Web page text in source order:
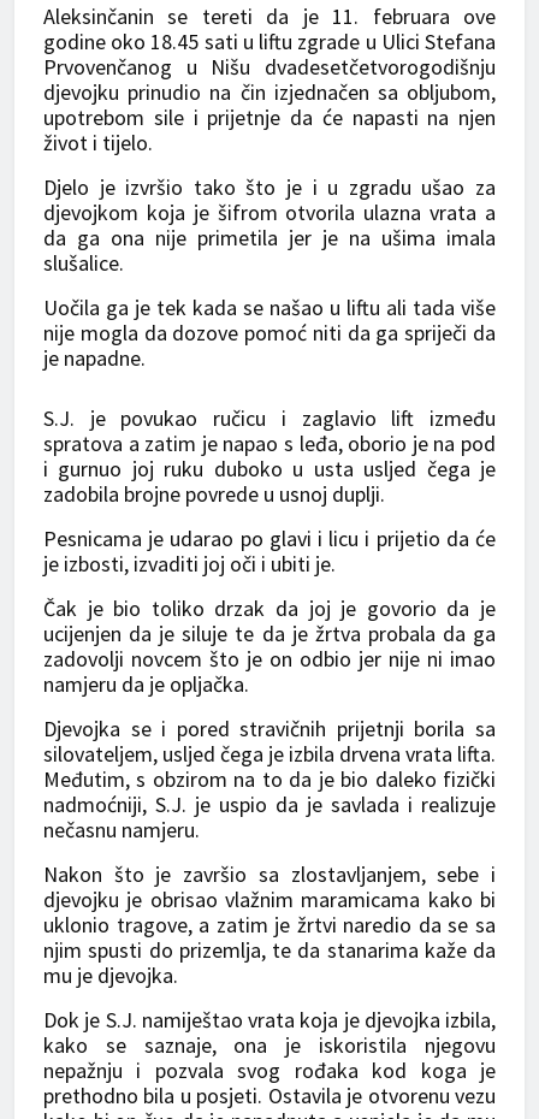
Aleksinčanin se tereti da je 11. februara ove
godine oko 18.45 sati u liftu zgrade u Ulici Stefana
Prvovenčanog u Nišu dvadesetčetvorogodišnju
djevojku prinudio na čin izjednačen sa obljubom,
upotrebom sile i prijetnje da će napasti na njen
život i tijelo.
Djelo je izvršio tako što je i u zgradu ušao za
djevojkom koja je šifrom otvorila ulazna vrata a
da ga ona nije primetila jer je na ušima imala
slušalice.
Uočila ga je tek kada se našao u liftu ali tada više
nije mogla da dozove pomoć niti da ga spriječi da
je napadne.
S.J. je povukao ručicu i zaglavio lift između
spratova a zatim je napao s leđa, oborio je na pod
i gurnuo joj ruku duboko u usta usljed čega je
zadobila brojne povrede u usnoj duplji.
Pesnicama je udarao po glavi i licu i prijetio da će
je izbosti, izvaditi joj oči i ubiti je.
Čak je bio toliko drzak da joj je govorio da je
ucijenjen da je siluje te da je žrtva probala da ga
zadovolji novcem što je on odbio jer nije ni imao
namjeru da je opljačka.
Djevojka se i pored stravičnih prijetnji borila sa
silovateljem, usljed čega je izbila drvena vrata lifta.
Međutim, s obzirom na to da je bio daleko fizički
nadmoćniji, S.J. je uspio da je savlada i realizuje
nečasnu namjeru.
Nakon što je završio sa zlostavljanjem, sebe i
djevojku je obrisao vlažnim maramicama kako bi
uklonio tragove, a zatim je žrtvi naredio da se sa
njim spusti do prizemlja, te da stanarima kaže da
mu je djevojka.
Dok je S.J. namiještao vrata koja je djevojka izbila,
kako se saznaje, ona je iskoristila njegovu
nepažnju i pozvala svog rođaka kod koga je
prethodno bila u posjeti. Ostavila je otvorenu vezu